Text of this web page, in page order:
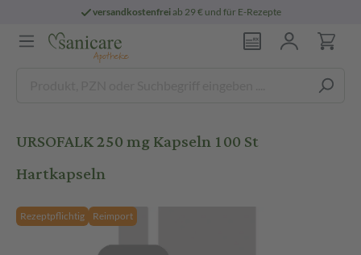
versandkostenfreiab 29 € und für E-Rezepte
URSOFALK 250 mg Kapseln 100 St
Hartkapseln
Rezeptpflichtig Reimport